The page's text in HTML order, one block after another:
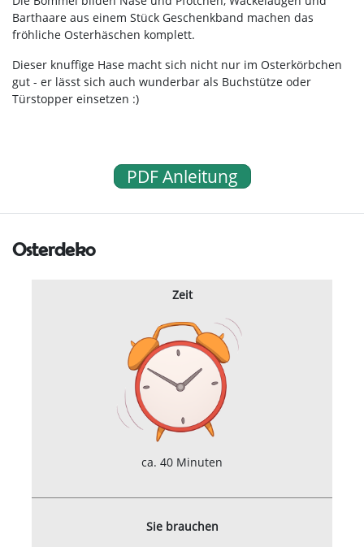
Barthaare aus einem Stück Geschenkband machen das
fröhliche Osterhäschen komplett.
Dieser knuffige Hase macht sich nicht nur im Osterkörbchen
gut - er lässt sich auch wunderbar als Buchstütze oder
Türstopper einsetzen :)
PDF Anleitung
Osterdeko
Zeit
ca. 40 Minuten
Sie brauchen